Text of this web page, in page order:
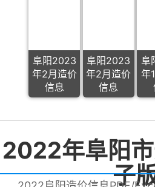
阜阳2023
年2月造价
信息
阜阳2023
年2月造价
信息
阜
年
2022年阜阳
子